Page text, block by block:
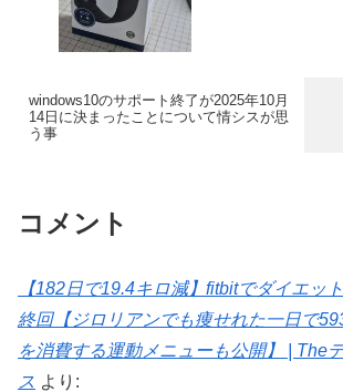
windows10のサポート終了が2025年10月
14日に決まったことについて情シスが思
う事
コメント
【182日で19.4キロ減】fitbitでダイエッ
終回【ジロリアンでも痩せれた一日で
を消費する運動メニューも公開】 | The
ス より: